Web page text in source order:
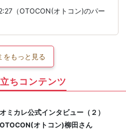
（OTOCON(オトコン)のパー
をもっと見る
ちコンテンツ
オミカレ公式インタビュー（２）
OTOCON(オトコン)柳田さん